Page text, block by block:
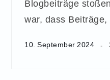
Blogbeiträge
war, dass
10. September 2024